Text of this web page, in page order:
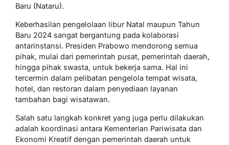
Baru (Nataru).
Keberhasilan pengelolaan libur Natal maupun Tahun
Baru 2024 sangat bergantung pada kolaborasi
antarinstansi. Presiden Prabowo mendorong semua
pihak, mulai dari pemerintah pusat, pemerintah daerah,
hingga pihak swasta, untuk bekerja sama. Hal ini
tercermin dalam pelibatan pengelola tempat wisata,
hotel, dan restoran dalam penyediaan layanan
tambahan bagi wisatawan.
Salah satu langkah konkret yang juga perlu dilakukan
adalah koordinasi antara Kementerian Pariwisata dan
Ekonomi Kreatif dengan pemerintah daerah untuk